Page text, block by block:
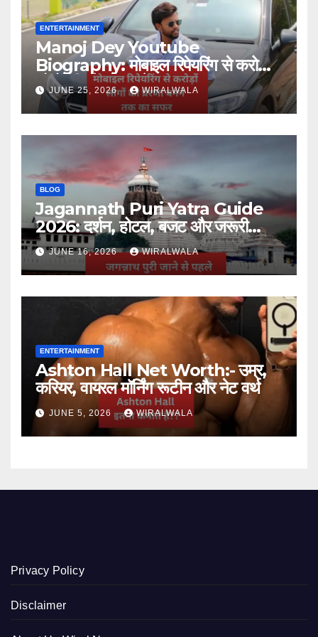
ENTERTAINMENT
Manoj Dey Youtube
Biography: मोबाइल रिपेयरिंग से करोड़ों
लोगों की प्रेरणा बनने तक का सफर
JUNE 25, 2026 WIRALWALA
BLOG
Jagannath Puri Yatra Guide
2026: दर्शन, होटल, बजट और जरूरी
जानकारी
JUNE 16, 2026 WIRALWALA
ENTERTAINMENT
Ashton Hall Net Worth:- उम्र,
करियर, वायरल मॉर्निंग रूटीन और नेट वर्थ
JUNE 5, 2026 WIRALWALA
Privacy Policy
Disclaimer